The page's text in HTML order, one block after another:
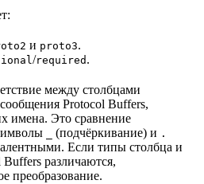
и proto3.
/required .
между столбцами
Protocol Buffers,
имена. Это сравнение
(подчёркивание) и .
Если типы столбца и
различаются,
преобразование.